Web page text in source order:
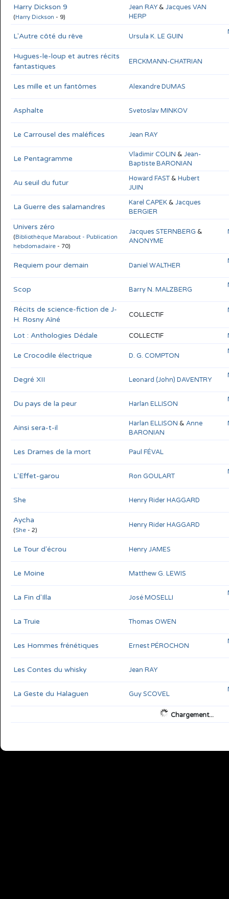
Harry Dickson 9
(Harry Dickson - 9)
Jean RAY&Jacques VAN HERP
L'Autre côté du rêve Ursula K. LE GUIN
Hugues-le-loup et autres récits
fantastiques
ERCKMANN-CHATRIAN
Les mille et un fantômes Alexandre DUMAS
Asphalte Svetoslav MINKOV
Le Carrousel des maléfices Jean RAY
Le Pentagramme Vladimir COLIN&Jean-
Baptiste BARONIAN
Au seuil du futur Howard FAST &Hubert JUIN
La Guerre des salamandres Karel CAPEK&Jacques
BERGIER
Univers zéro
(Bibliothèque Marabout - Publication
hebdomadaire - 70)
Jacques STERNBERG&
ANONYME
Requiem pour demain Daniel WALTHER
Scop Barry N. MALZBERG
Récits de science-fiction de J-
H. Rosny Aîné
COLLECTIF
Lot : Anthologies Dédale COLLECTIF
Harlan ELLISON
Aycha
Après l'éternité Alfred Elton VAN VOGT